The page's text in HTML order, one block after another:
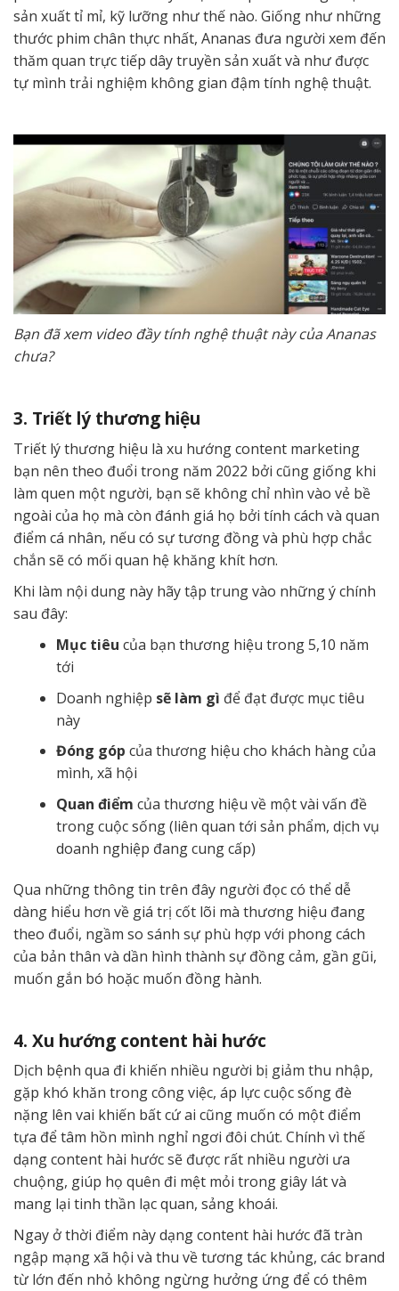
sản xuất tỉ mỉ, kỹ lưỡng như thế nào. Giống như những
thước phim chân thực nhất, Ananas đưa người xem đến
thăm quan trực tiếp dây truyền sản xuất và như được
tự mình trải nghiệm không gian đậm tính nghệ thuật.
Bạn đã xem video đầy tính nghệ thuật này của Ananas
chưa?
3. Triết lý thương hiệu
Triết lý thương hiệu là xu hướng content marketing
bạn nên theo đuổi trong năm 2022 bởi cũng giống khi
làm quen một người, bạn sẽ không chỉ nhìn vào vẻ bề
ngoài của họ mà còn đánh giá họ bởi tính cách và quan
điểm cá nhân, nếu có sự tương đồng và phù hợp chắc
chắn sẽ có mối quan hệ khăng khít hơn.
Khi làm nội dung này hãy tập trung vào những ý chính
sau đây:
Mục tiêu của bạn thương hiệu trong 5,10 năm
tới
Doanh nghiệp sẽ làm gì để đạt được mục tiêu
này
Đóng góp của thương hiệu cho khách hàng của
mình, xã hội
Quan điểm của thương hiệu về một vài vấn đề
trong cuộc sống (liên quan tới sản phẩm, dịch vụ
doanh nghiệp đang cung cấp)
Qua những thông tin trên đây người đọc có thể dễ
dàng hiểu hơn về giá trị cốt lõi mà thương hiệu đang
theo đuổi, ngầm so sánh sự phù hợp với phong cách
của bản thân và dần hình thành sự đồng cảm, gần gũi,
muốn gắn bó hoặc muốn đồng hành.
4. Xu hướng content hài hước
Dịch bệnh qua đi khiến nhiều người bị giảm thu nhập,
gặp khó khăn trong công việc, áp lực cuộc sống đè
nặng lên vai khiến bất cứ ai cũng muốn có một điểm
tựa để tâm hồn mình nghỉ ngơi đôi chút. Chính vì thế
dạng content hài hước sẽ được rất nhiều người ưa
chuộng, giúp họ quên đi mệt mỏi trong giây lát và
mang lại tinh thần lạc quan, sảng khoái.
Ngay ở thời điểm này dạng content hài hước đã tràn
ngập mạng xã hội và thu về tương tác khủng, các brand
từ lớn đến nhỏ không ngừng hưởng ứng để có thêm